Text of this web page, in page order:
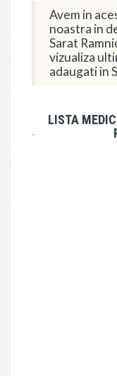
Avem in
noastra in
Sarat
vizualiza
adaugati in
LISTA